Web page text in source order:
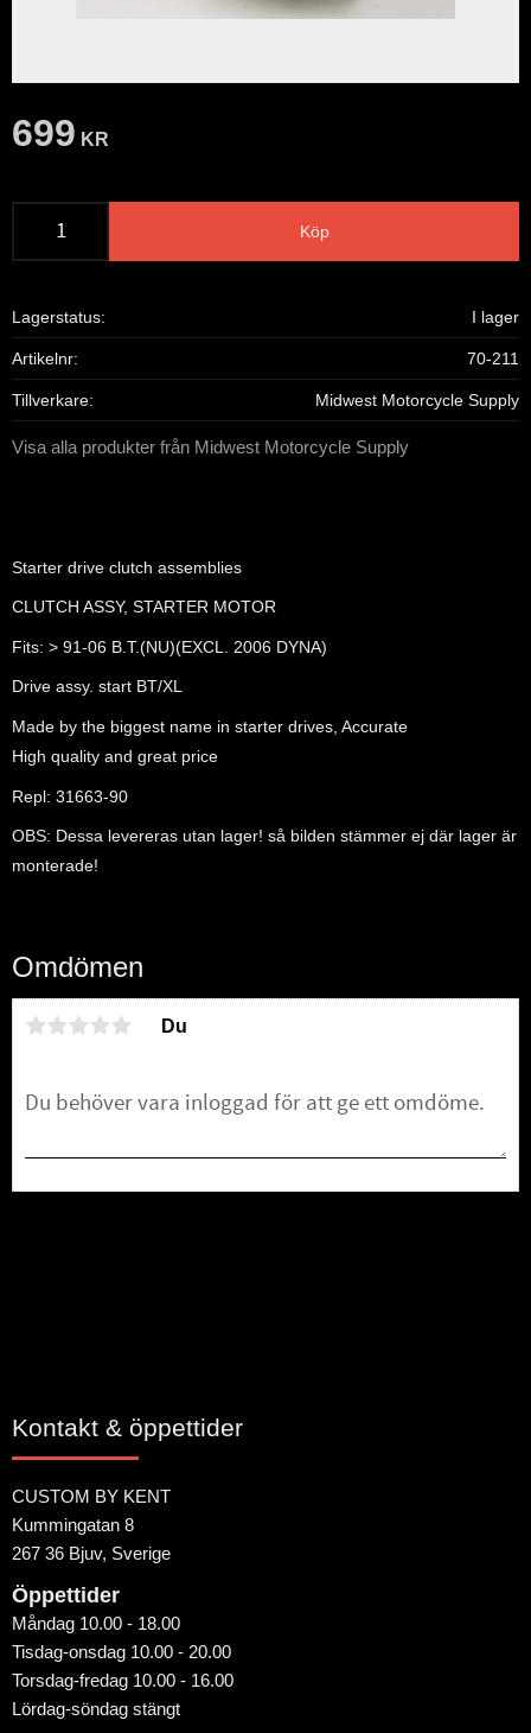
699 KR
Köp
Lagerstatus I lager
Artikelnr 70-211
Tillverkare Midwest Motorcycle Supply
Visa alla produkter från Midwest Motorcycle Supply
Starter drive clutch assemblies
CLUTCH ASSY, STARTER MOTOR
Fits: > 91-06 B.T.(NU)(EXCL. 2006 DYNA)
Drive assy. start BT/XL
Made by the biggest name in starter drives, Accurate
High quality and great price
Repl: 31663-90
OBS: Dessa levereras utan lager! så bilden stämmer ej där lager är
monterade!
Omdömen
Du
Kontakt & öppettider
CUSTOM BY KENT
Kummingatan 8
267 36 Bjuv, Sverige
Öppettider
Måndag 10.00 - 18.00
Tisdag-onsdag 10.00 - 20.00
Torsdag-fredag 10.00 - 16.00
Lördag-söndag stängt